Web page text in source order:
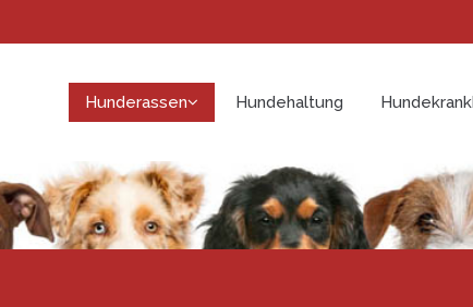
Hunderassen Hundehaltung